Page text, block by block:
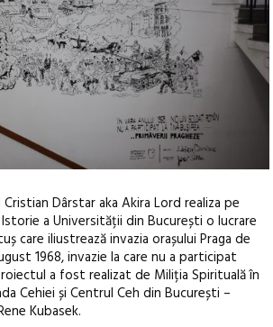
Dârstar aka Akira Lord realiza pe
a Universității din București o lucrare
care iliustrează invazia orașului Praga de
1968, invazie la care nu a participat
a fost realizat de Miliția Spirituală în
Cehiei și Centrul Ceh din București –
Kubasek.